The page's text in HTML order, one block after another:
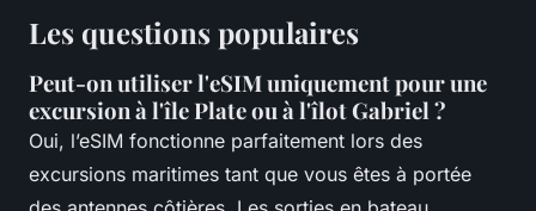
Les questions populaires
Peut-on utiliser l'eSIM uniquement pour une
excursion à l'île Plate ou à l'îlot Gabriel ?
Oui, l’eSIM fonctionne parfaitement lors des
excursions maritimes tant que vous êtes à portée